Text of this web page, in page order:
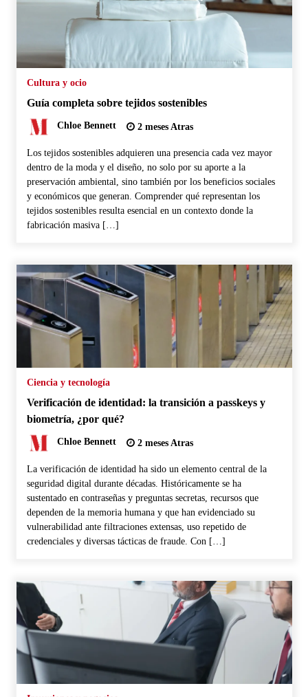
Cultura y ocio
Guía completa sobre tejidos sostenibles
Chloe Bennett 2 meses Atras
Los tejidos sostenibles adquieren una presencia cada vez mayor
dentro de la moda y el diseño, no solo por su aporte a la
preservación ambiental, sino también por los beneficios sociales
y económicos que generan. Comprender qué representan los
tejidos sostenibles resulta esencial en un contexto donde la
fabricación masiva […]
Ciencia y tecnología
Verificación de identidad: la transición a passkeys y
biometría, ¿por qué?
Chloe Bennett 2 meses Atras
La verificación de identidad ha sido un elemento central de la
seguridad digital durante décadas. Históricamente se ha
sustentado en contraseñas y preguntas secretas, recursos que
dependen de la memoria humana y que han evidenciado su
vulnerabilidad ante filtraciones extensas, uso repetido de
credenciales y diversas tácticas de fraude. Con […]